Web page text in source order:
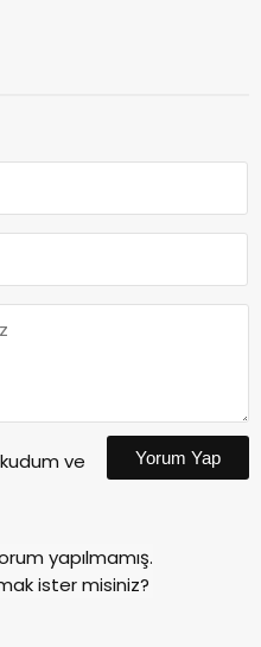
ve
Yorum Yap
yapılmamış.
ister misiniz?